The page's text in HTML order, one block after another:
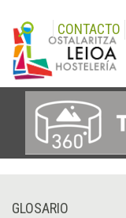
CONTACTO
GLOSARIO